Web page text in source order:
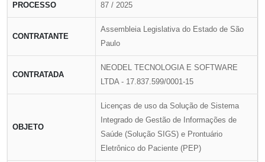
PROCESSO 87 / 2025
CONTRATANTE
Assembleia Legislativa do Estado de São
Paulo
CONTRATADA
NEODEL TECNOLOGIA E SOFTWARE
LTDA - 17.837.599/0001-15
OBJETO
Licenças de uso da Solução de Sistema
Integrado de Gestão de Informações de
Saúde (Solução SIGS) e Prontuário
Eletrônico do Paciente (PEP)